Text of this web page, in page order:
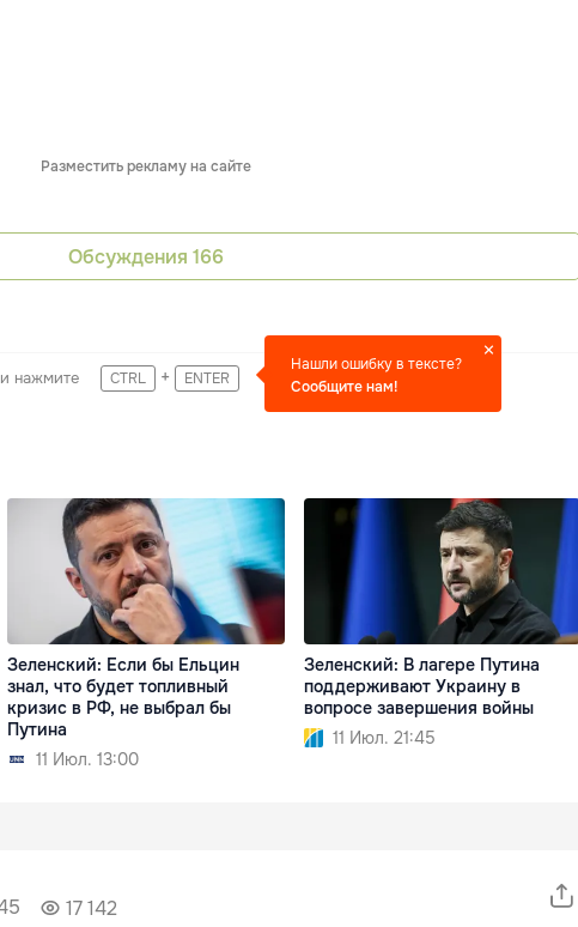
Разместить рекламу на сайте
Обсуждения 166
нажмите CTRL + ENTER
Нашли ошибку в тексте?
Сообщите нам!
Зеленский: Если бы Ельцин
знал, что будет топливный
кризис в РФ, не выбрал бы
Путина
11 Июл. 13:00
Зеленский: В лагере Путина
поддерживают Украину в
вопросе завершения войны
11 Июл. 21:45
17 142